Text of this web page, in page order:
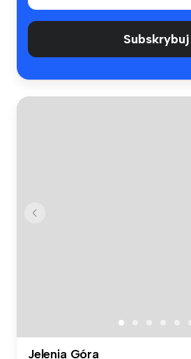
Subskrybuj
Jelenia Góra